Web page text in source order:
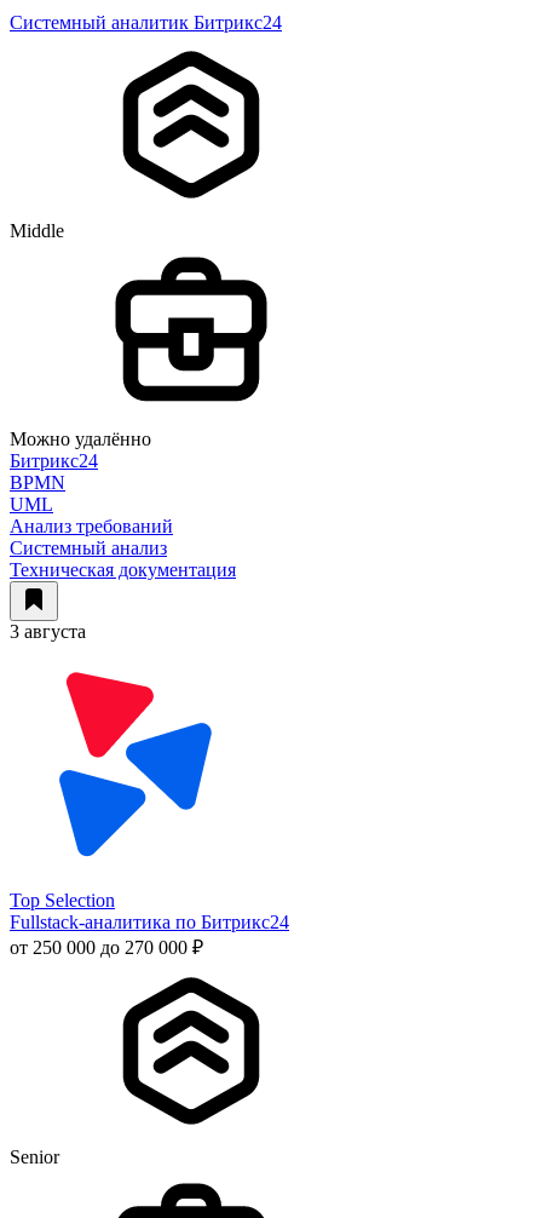
Системный аналитик Битрикс24
Middle
Можно удалённо
Битрикс24
BPMN
UML
Анализ требований
Системный анализ
Техническая документация
3 августа
Top Selection
Fullstack-аналитика по Битрикс24
от 250 000 до 270 000 ₽
Senior